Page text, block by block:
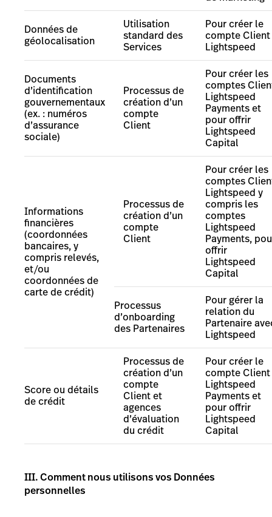
Données de
géolocalisation
Utilisation
standard des
Services
Pour créer le
compte Client
Lightspeed
Documents
d’identification
gouvernementaux
(ex. : numéros
d’assurance
sociale)
Processus de
création d’un
compte
Client
Pour créer les
comptes
Lightspeed
Paymentset
pour offrir
Lightspeed
Capital
Informations
financières
(coordonnées
bancaires, y
compris relevés,
et/ou
coordonnées de
carte de crédit)
Processus de
création d’un
compte
Client
Pour créer les
comptes
Lightspeed y
compris les
comptes
Lightspeed
Payments,
offrir
Lightspeed
Capital
Processus
d’onboarding
des Partenaires
Pour gérer la
relation du
Partenaire
Lightspeed
Score ou détails
de crédit
Processus de
création d’un
compte
Client et
agences
d’évaluation
du crédit
Pour créer le
compte Client
Lightspeed
Paymentset
pour offrir
Lightspeed
Capital
III. Comment nous utilisons vos Données
personnelles